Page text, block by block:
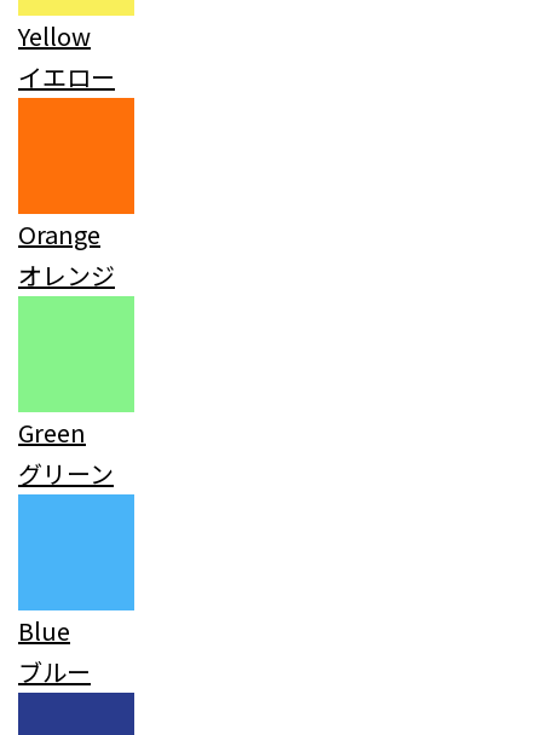
Yellow
イエロー
Orange
オレンジ
Green
グリーン
Blue
ブルー